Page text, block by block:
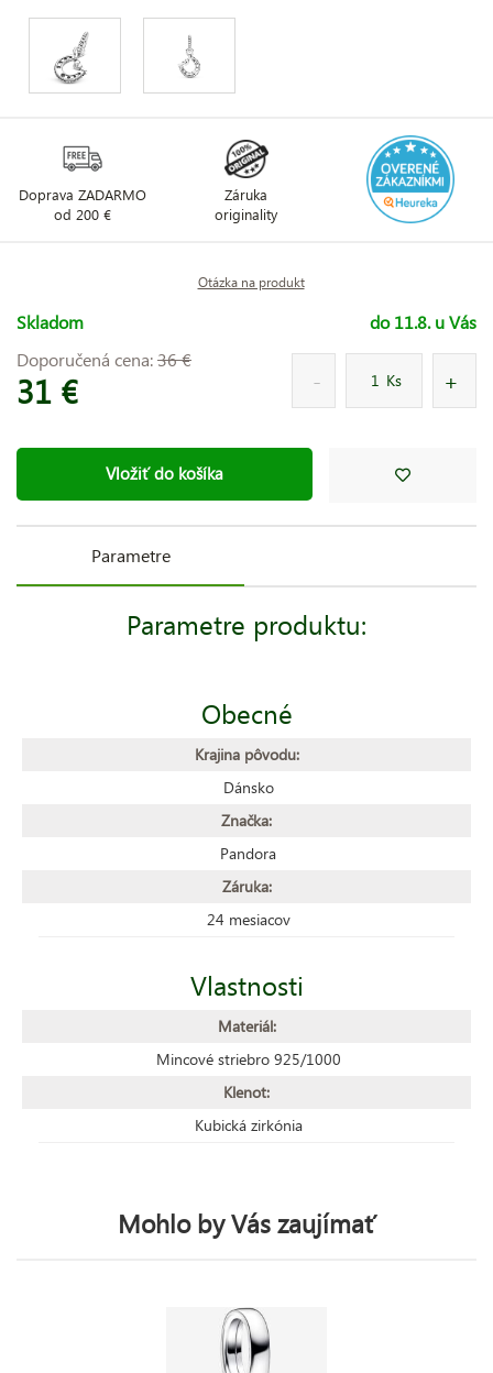
Doprava ZADARMO
od 200 €
Záruka
originality
Otázka na produkt
Skladom
do 11.8. u Vás
Doporučená cena:36 €
31 € Ks
Vložiť do košíka
Parametre
Parametre produktu:
Obecné
Krajina pôvodu:
Dánsko
Značka:
Pandora
Záruka:
24 mesiacov
Vlastnosti
Materiál:
Mincové striebro 925/1000
Klenot:
Kubická zirkónia
Mohlo by Vás zaujímať